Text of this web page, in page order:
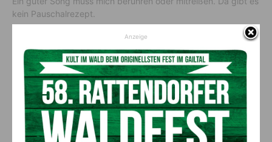
kein Pauschalrezept.
Erfolg bedeutet mir …
Ich freue mich über jeden Schritt, den ich weiterkomme und
über all die großartigen Dinge, die ich mittlerweile so erleben
darf. Ich hätte mir nie zu träumen gewagt, dass ich eines
Tages mit Helene Fischer auf der Bühne stehen werde und im
März 2021 ist es in Bad Hofgastein so weit. Also wenn ich mir
anschaue, wo ich begonnen habe, dann bin ich schon richtig
Anzeige